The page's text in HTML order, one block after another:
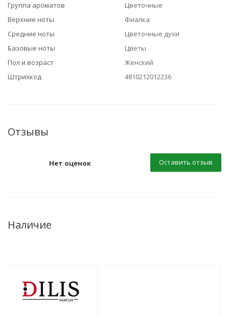
Группа ароматов
Цветочные
Верхние ноты
Фиалка
Средние ноты
Цветочные духи
Базовые ноты
Цветы
Пол и возраст
Женский
Штрихкод
4810212012236
Отзывы
Нет оценок Оставить отзыв
Наличие